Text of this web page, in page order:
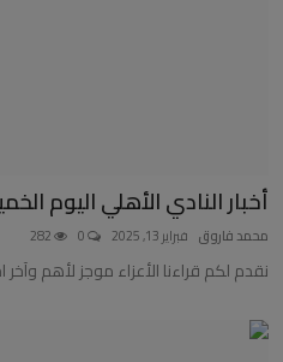
أخبار النادي الأهلي اليوم
محمد فاروق فبراير 13, 2025
نقدم لكم قراءنا الأعزاء موجز لأهم وآخر